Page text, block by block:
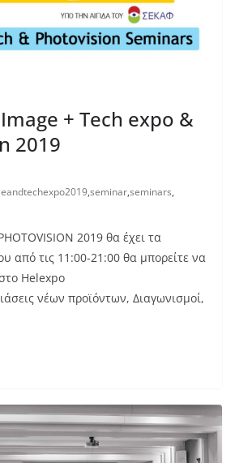
+ Tech expo &
2019
,seminar,seminars,
2019 θα έχει τα
από τις 11:00-21:00 θα μπορείτε να
Helexpo
νέων προϊόντων, Διαγωνισμοί,